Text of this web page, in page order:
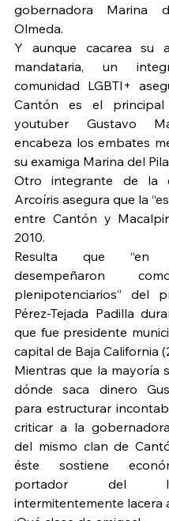
gobernadora Marina
Olmeda.
Y aunque cacarea su
mandataria, un
comunidad LGBTI+
Cantón es el principal
youtuber Gustavo
encabeza los embates
su examiga Marina del
Otro integrante de la
Arcoíris asegura que la
entre Cantón y
2010.
Resulta que “en
desempeñaron
plenipotenciarios” del
Pérez-Tejada Padilla
que fue presidente
capital de Baja California
Mientras que la mayoría
dónde saca dinero
para estructurar
criticar a la
del mismo clan de
éste sostiene
portador del
intermitentemente lacera